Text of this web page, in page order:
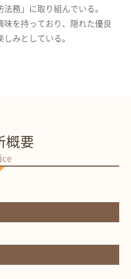
務」に取り組んでいる。
を持っており、隠れた優良
みとしている。
概要